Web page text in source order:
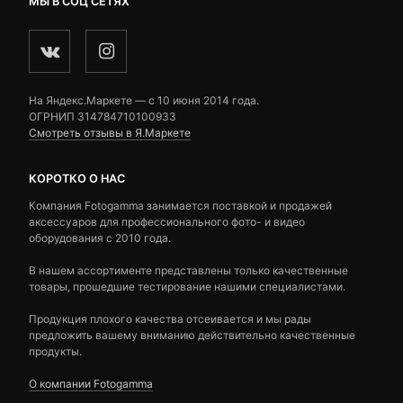
На Яндекс.Маркете — c 10 июня 2014 года.
ОГРНИП 314784710100933
Смотреть отзывы в Я.Маркете
КОРОТКО О НАС
Компания Fotogamma занимается поставкой и продажей
аксессуаров для профессионального фото- и видео
оборудования с 2010 года.
В нашем ассортименте представлены только качественные
товары, прошедшие тестирование нашими специалистами.
Продукция плохого качества отсеивается и мы рады
предложить вашему вниманию действительно качественные
продукты.
О компании Fotogamma